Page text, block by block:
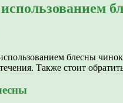
блесны
Также стоит